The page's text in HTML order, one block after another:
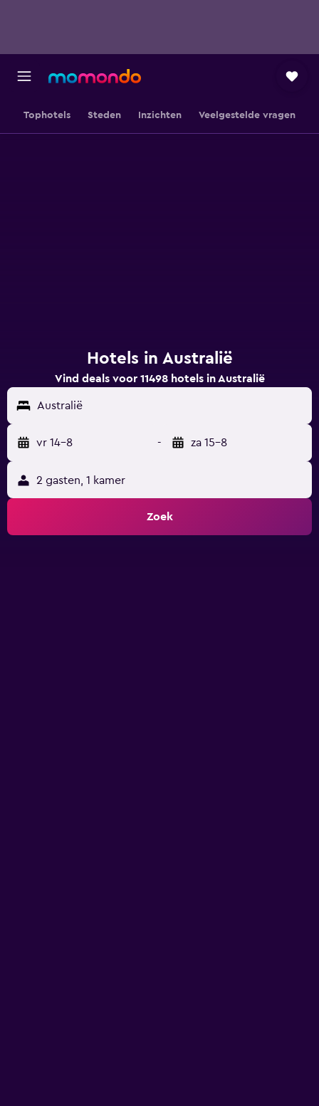
Tophotels Steden Inzichten Veelgestelde vragen
Hotels in Australië
Vind deals voor 11498 hotels in Australië
Australië
vr 14-8 - za 15-8
2 gasten, 1 kamer
Zoek